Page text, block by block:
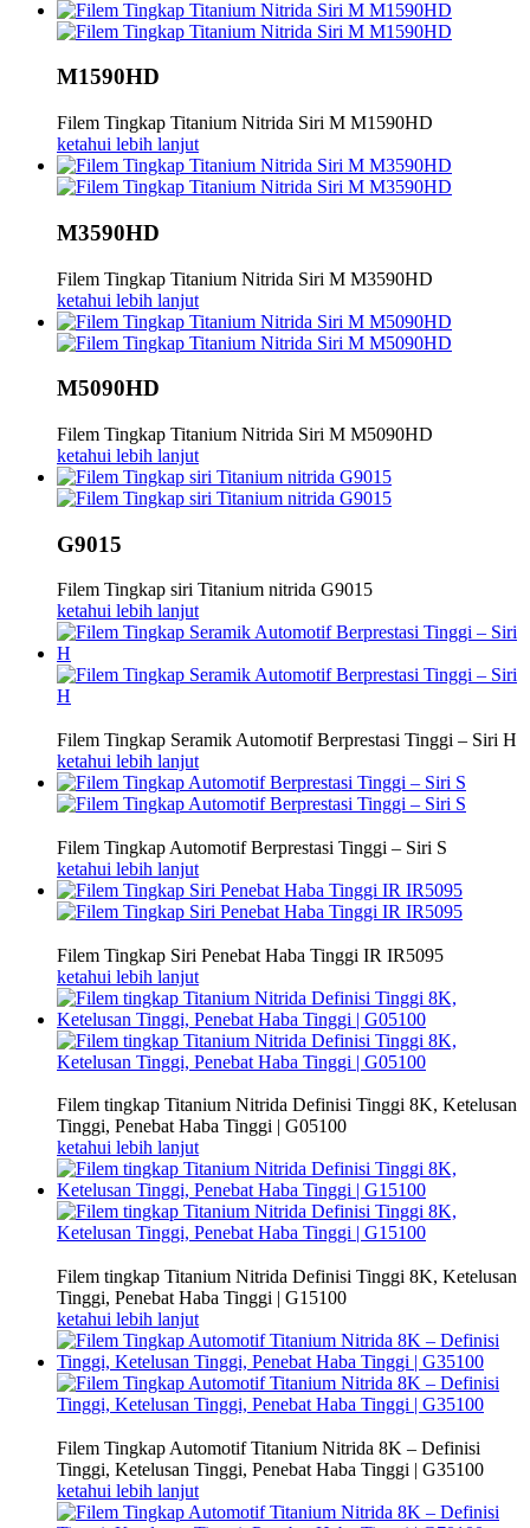
M1590HD
Filem Tingkap Titanium Nitrida Siri M M1590HD
ketahui lebih lanjut
M3590HD
Filem Tingkap Titanium Nitrida Siri M M3590HD
ketahui lebih lanjut
M5090HD
Filem Tingkap Titanium Nitrida Siri M M5090HD
ketahui lebih lanjut
G9015
Filem Tingkap siri Titanium nitrida G9015
ketahui lebih lanjut
Filem Tingkap Seramik Automotif Berprestasi Tinggi – Siri H
ketahui lebih lanjut
Filem Tingkap Automotif Berprestasi Tinggi – Siri S
ketahui lebih lanjut
Filem Tingkap Siri Penebat Haba Tinggi IR IR5095
ketahui lebih lanjut
Filem tingkap Titanium Nitrida Definisi Tinggi 8K, Ketelusan
Tinggi, Penebat Haba Tinggi | G05100
ketahui lebih lanjut
Filem tingkap Titanium Nitrida Definisi Tinggi 8K, Ketelusan
Tinggi, Penebat Haba Tinggi | G15100
ketahui lebih lanjut
Filem Tingkap Automotif Titanium Nitrida 8K – Definisi
Tinggi, Ketelusan Tinggi, Penebat Haba Tinggi | G35100
ketahui lebih lanjut